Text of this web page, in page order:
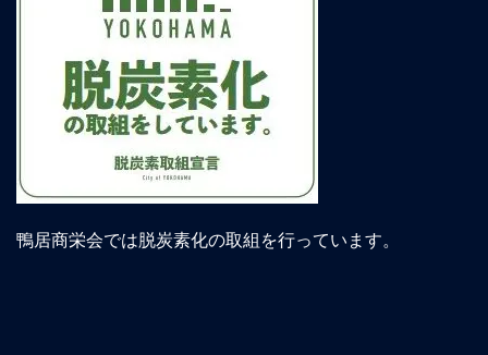
鴨居商栄会では脱炭素化の取組を行っています。